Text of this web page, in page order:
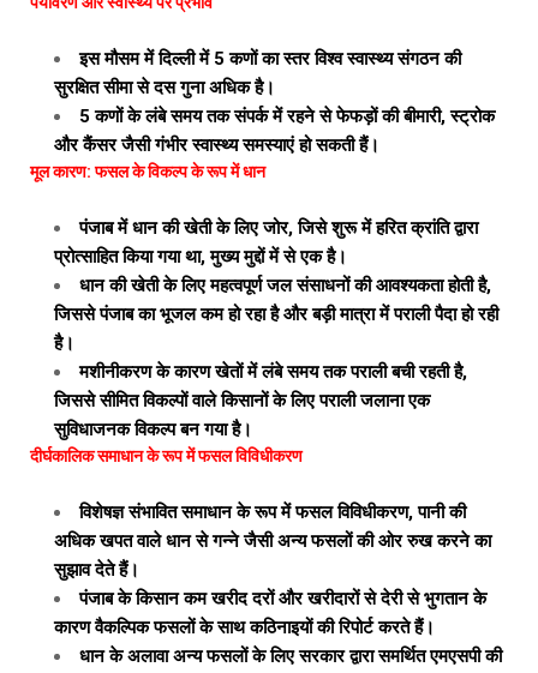
इस मौसम में दिल्ली में 5 कणों का स्तर विश्व स्वास्थ्य संगठन की
सुरक्षित सीमा से दस गुना अधिक है।
5 कणों के लंबे समय तक संपर्क में रहने से फेफड़ों की बीमारी, स्ट्रोक
और कैंसर जैसी गंभीर स्वास्थ्य समस्याएं हो सकती हैं।
मूल कारण: फसल के विकल्प के रूप में धान
पंजाब में धान की खेती के लिए जोर, जिसे शुरू में हरित क्रांति द्वारा
प्रोत्साहित किया गया था, मुख्य मुद्दों में से एक है।
धान की खेती के लिए महत्वपूर्ण जल संसाधनों की आवश्यकता होती है,
जिससे पंजाब का भूजल कम हो रहा है और बड़ी मात्रा में पराली पैदा हो रही
है।
मशीनीकरण के कारण खेतों में लंबे समय तक पराली बची रहती है,
जिससे सीमित विकल्पों वाले किसानों के लिए पराली जलाना एक
सुविधाजनक विकल्प बन गया है।
दीर्घकालिक समाधान के रूप में फसल विविधीकरण
विशेषज्ञ संभावित समाधान के रूप में फसल विविधीकरण, पानी की
अधिक खपत वाले धान से गन्ने जैसी अन्य फसलों की ओर रुख करने का
सुझाव देते हैं।
पंजाब के किसान कम खरीद दरों और खरीदारों से देरी से भुगतान के
कारण वैकल्पिक फसलों के साथ कठिनाइयों की रिपोर्ट करते हैं।
धान के अलावा अन्य फसलों के लिए सरकार द्वारा समर्थित एमएसपी की